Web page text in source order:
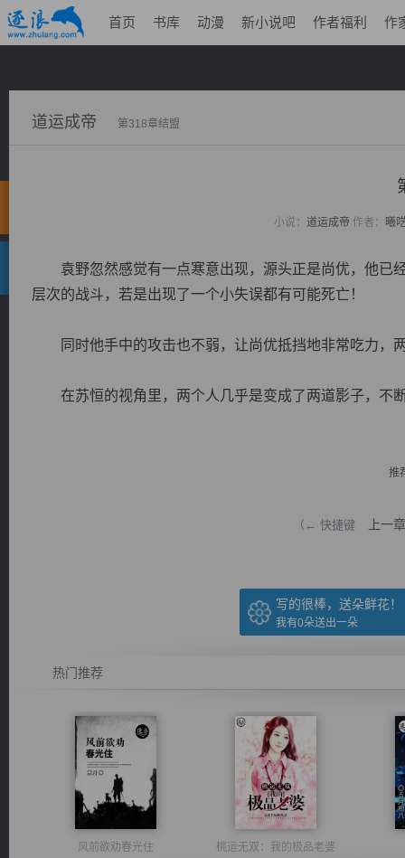
首页 书库 动漫 新小说吧 作者福利 作
道运成帝 第318章结盟
小说： 道运成帝 作者： 曦
袁野忽然感觉有一点寒意出现，源头正是尚优，他已
层次的战斗，若是出现了一个小失误都有可能死亡！
同时他手中的攻击也不弱，让尚优抵挡地非常吃力，
在苏恒的视角里，两个人几乎是变成了两道影子，不
推
（← 快捷键 上一章
写的很棒，送朵鲜花！
我有0朵送出一朵
热门推荐
风前欲劝春光住 桃运无双：我的极品老婆